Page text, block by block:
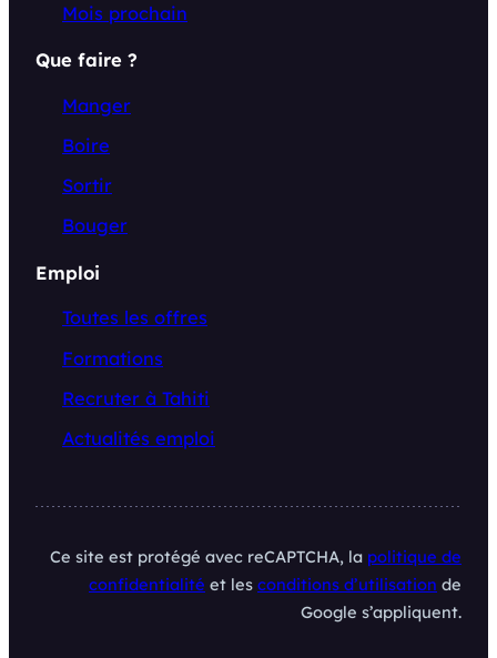
Mois prochain
Que faire ?
Manger
Boire
Sortir
Bouger
Emploi
Toutes les offres
Formations
Recruter à Tahiti
Actualités emploi
Ce site est protégé avec reCAPTCHA, la politique de
confidentialité et les conditions d’utilisation de
Google s’appliquent.